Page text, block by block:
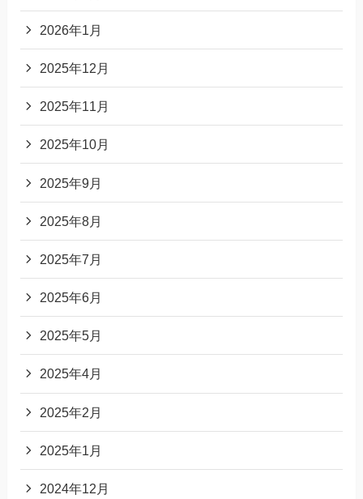
2026年1月
2025年12月
2025年11月
2025年10月
2025年9月
2025年8月
2025年7月
2025年6月
2025年5月
2025年4月
2025年2月
2025年1月
2024年12月